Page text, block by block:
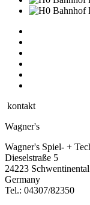
kontakt
Wagner's
Wagner's Spiel- +
Dieselstraße 5
24223 Schwentinental
Germany
Tel.: 04307/82350